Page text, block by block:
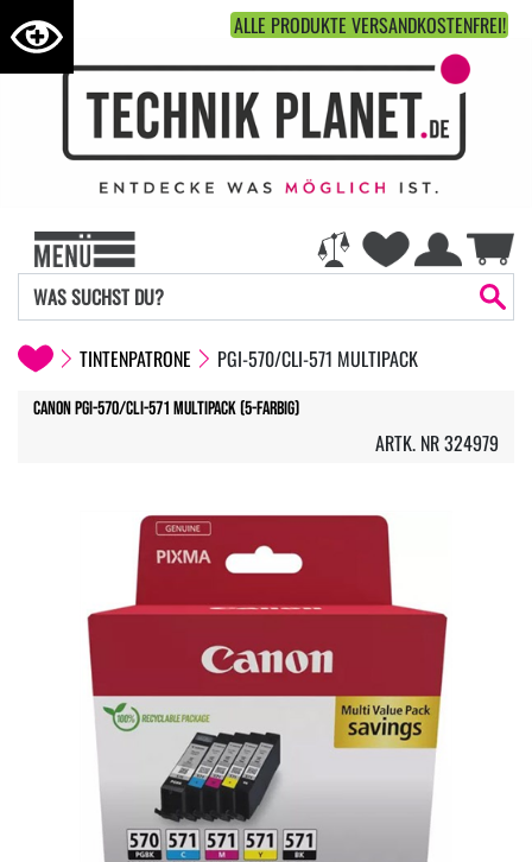
ALLE PRODUKTE VERSANDKOSTENFREI!
TINTENPATRONE PGI-570/CLI-571 MULTIPACK
Canon PGI-570/CLI-571 Multipack (5-farbig)
ARTK. NR 324979